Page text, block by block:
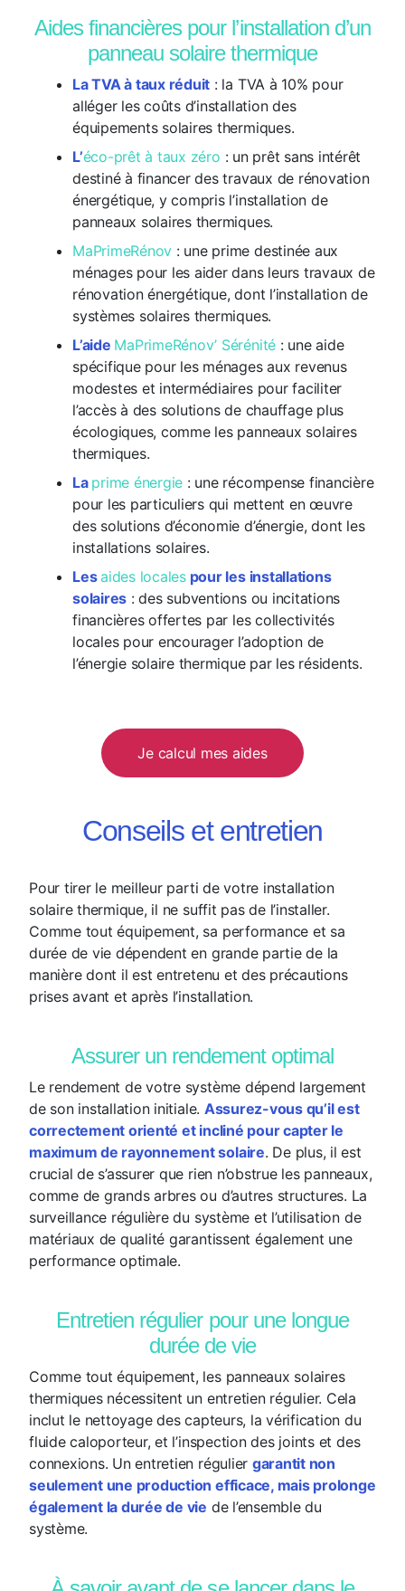
Aides financières pour l’installation d’un
panneau solaire thermique
La TVA à taux réduit : la TVA à 10% pour
alléger les coûts d’installation des
équipements solaires thermiques.
L’éco-prêt à taux zéro : un prêt sans intérêt
destiné à financer des travaux de rénovation
énergétique, y compris l’installation de
panneaux solaires thermiques.
MaPrimeRénov : une prime destinée aux
ménages pour les aider dans leurs travaux de
rénovation énergétique, dont l’installation de
systèmes solaires thermiques.
L’aide MaPrimeRénov’ Sérénité : une aide
spécifique pour les ménages aux revenus
modestes et intermédiaires pour faciliter
l’accès à des solutions de chauffage plus
écologiques, comme les panneaux solaires
thermiques.
La prime énergie : une récompense financière
pour les particuliers qui mettent en œuvre
des solutions d’économie d’énergie, dont les
installations solaires.
Lesaides localespour les installations
solaires : des subventions ou incitations
financières offertes par les collectivités
locales pour encourager l’adoption de
l’énergie solaire thermique par les résidents.
Je calcul mes aides
Conseils et entretien
Pour tirer le meilleur parti de votre installation
solaire thermique, il ne suffit pas de l’installer.
Comme tout équipement, sa performance et sa
durée de vie dépendent en grande partie de la
manière dont il est entretenu et des précautions
prises avant et après l’installation.
Assurer un rendement optimal
Le rendement de votre système dépend largement
de son installation initiale. Assurez-vous qu’il est
correctement orienté et incliné pour capter le
maximum de rayonnement solaire. De plus, il est
crucial de s’assurer que rien n’obstrue les panneaux,
comme de grands arbres ou d’autres structures. La
surveillance régulière du système et l’utilisation de
matériaux de qualité garantissent également une
performance optimale.
Entretien régulier pour une longue
durée de vie
Comme tout équipement, les panneaux solaires
thermiques nécessitent un entretien régulier. Cela
inclut le nettoyage des capteurs, la vérification du
fluide caloporteur, et l’inspection des joints et des
connexions. Un entretien régulier garantit non
seulement une production efficace, mais prolonge
également la durée de vie de l’ensemble du
système.